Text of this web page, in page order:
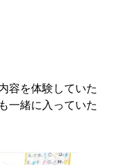
容を体験していた
一緒に入っていた